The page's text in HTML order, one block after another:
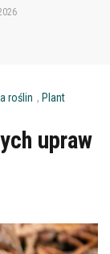
roślin , Plant
upraw